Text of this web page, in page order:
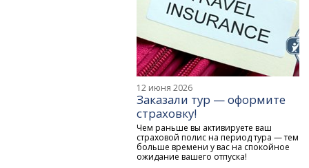
12 июня 2026
Заказали тур — оформите
страховку!
Чем раньше вы активируете ваш
страховой полис на период тура — тем
больше времени у вас на спокойное
ожидание вашего отпуска!